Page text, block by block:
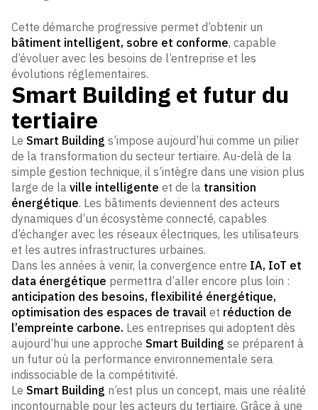
Cette démarche progressive permet d’obtenir un
bâtiment intelligent, sobre et conforme, capable
d’évoluer avec les besoins de l’entreprise et les
évolutions réglementaires.
Smart Building et futur du
tertiaire
Le Smart Building s’impose aujourd’hui comme un pilier
de la transformation du secteur tertiaire. Au-delà de la
simple gestion technique, il s’intègre dans une vision plus
large de la ville intelligente et de la transition
énergétique. Les bâtiments deviennent des acteurs
dynamiques d’un écosystème connecté, capables
d’échanger avec les réseaux électriques, les utilisateurs
et les autres infrastructures urbaines.
Dans les années à venir, la convergence entre IA, IoT et
data énergétique permettra d’aller encore plus loin :
anticipation des besoins, flexibilité énergétique,
optimisation des espaces de travail et réduction de
l’empreinte carbone. Les entreprises qui adoptent dès
aujourd’hui une approche Smart Building se préparent à
un futur où la performance environnementale sera
indissociable de la compétitivité.
Le Smart Building n’est plus un concept, mais une réalité
incontournable pour les acteurs du tertiaire. Grâce à une